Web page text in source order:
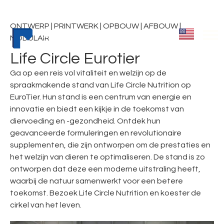
ONTWERP | PRINTWERK | OPBOUW | AFBOUW |
MODULAIR
Life Circle Eurotier
Ga op een reis vol vitaliteit en welzijn op de
spraakmakende stand van Life Circle Nutrition op
EuroTier. Hun stand is een centrum van energie en
innovatie en biedt een kijkje in de toekomst van
diervoeding en -gezondheid. Ontdek hun
geavanceerde formuleringen en revolutionaire
supplementen, die zijn ontworpen om de prestaties en
het welzijn van dieren te optimaliseren. De stand is zo
ontworpen dat deze een moderne uitstraling heeft,
waarbij de natuur samenwerkt voor een betere
toekomst. Bezoek Life Circle Nutrition en koester de
cirkel van het leven.